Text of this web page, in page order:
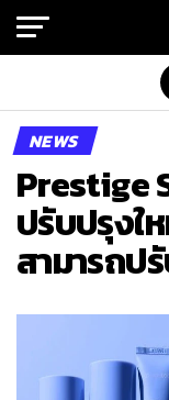
NEWS
Prestige
ปรับปรุงใ
สามารถป